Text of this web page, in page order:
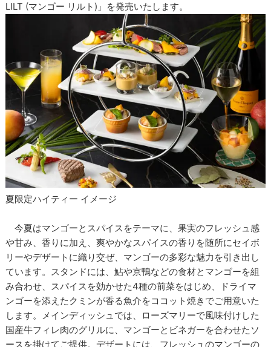
LILT (マンゴー リルト)」を発売いたします。
夏限定ハイティー イメージ
今夏はマンゴーとスパイスをテーマに、果実のフレッシュ感
や甘み、香りに加え、爽やかなスパイスの香りを随所にセイボ
リーやデザートに織り交ぜ、マンゴーの多彩な魅力を引き出し
ています。スタンドには、鮎や京鴨などの食材とマンゴーを組
み合わせ、スパイスを効かせた4種の前菜をはじめ、ドライマ
ンゴーを添えたクミンが香る魚介をココット焼きでご用意いた
します。メインディッシュでは、ローズマリーで風味付けした
国産牛フィレ肉のグリルに、マンゴーとビネガーを合わせたソ
ースを掛けてご提供。デザートには、フレッシュのマンゴーの